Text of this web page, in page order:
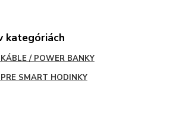
kategóriách
/ POWER BANKY
SMART HODINKY